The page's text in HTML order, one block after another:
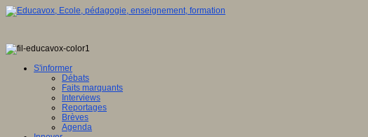
S'informer
Débats
Faits marquants
Interviews
Reportages
Brèves
Agenda